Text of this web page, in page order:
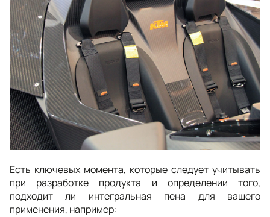
Есть ключевых момента, которые следует учитывать
при разработке продукта и определении того,
подходит ли интегральная пена для вашего
применения, например: